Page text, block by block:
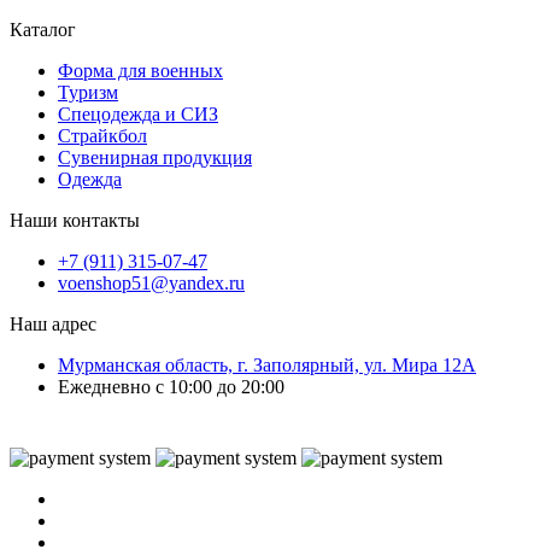
Каталог
Форма для военных
Туризм
Спецодежда и СИЗ
Страйкбол
Сувенирная продукция
Одежда
Наши контакты
+7 (911) 315-07-47
voenshop51@yandex.ru
Наш адрес
Мурманская область, г. Заполярный, ул. Мира 12А
Ежедневно с 10:00 до 20:00